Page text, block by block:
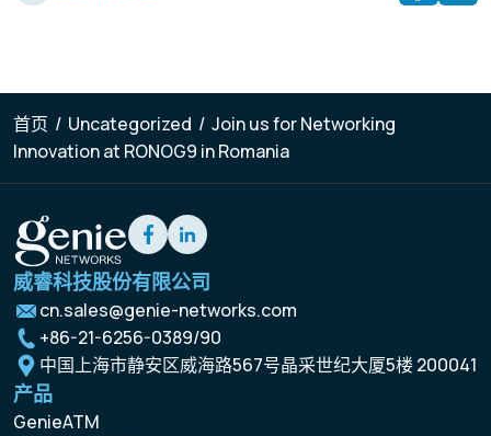
首页 / Uncategorized / Join us for Networking
Innovation at RONOG9 in Romania
威睿科技股份有限公司
cn.sales@genie-networks.com
+86-21-6256-0389/90
中国上海市静安区威海路567号晶采世纪大厦5楼 200041
产品
GenieATM